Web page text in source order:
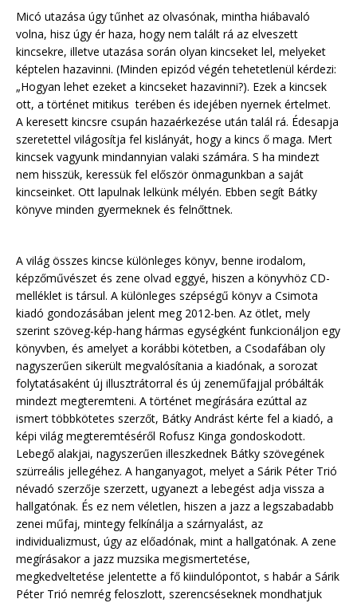
Micó utazása úgy tűnhet az olvasónak, mintha hiábavaló
volna, hisz úgy ér haza, hogy nem talált rá az elveszett
kincsekre, illetve utazása során olyan kincseket lel, melyeket
képtelen hazavinni. (Minden epizód végén tehetetlenül kérdezi:
„Hogyan lehet ezeket a kincseket hazavinni?). Ezek a kincsek
ott, a történet mitikus terében és idejében nyernek értelmet.
A keresett kincsre csupán hazaérkezése után talál rá. Édesapja
szeretettel világosítja fel kislányát, hogy a kincs ő maga. Mert
kincsek vagyunk mindannyian valaki számára. S ha mindezt
nem hisszük, keressük fel először önmagunkban a saját
kincseinket. Ott lapulnak lelkünk mélyén. Ebben segít Bátky
könyve minden gyermeknek és felnőttnek.
A világ összes kincse különleges könyv, benne irodalom,
képzőművészet és zene olvad eggyé, hiszen a könyvhöz CD-
melléklet is társul. A különleges szépségű könyv a Csimota
kiadó gondozásában jelent meg 2012-ben. Az ötlet, mely
szerint szöveg-kép-hang hármas egységként funkcionáljon egy
könyvben, és amelyet a korábbi kötetben, a Csodafában oly
nagyszerűen sikerült megvalósítania a kiadónak, a sorozat
folytatásaként új illusztrátorral és új zeneműfajjal próbálták
mindezt megteremteni. A történet megírására ezúttal az
ismert többkötetes szerzőt, Bátky Andrást kérte fel a kiadó, a
képi világ megteremtéséről Rofusz Kinga gondoskodott.
Lebegő alakjai, nagyszerűen illeszkednek Bátky szövegének
szürreális jellegéhez. A hanganyagot, melyet a Sárik Péter Trió
névadó szerzője szerzett, ugyanezt a lebegést adja vissza a
hallgatónak. És ez nem véletlen, hiszen a jazz a legszabadabb
zenei műfaj, mintegy felkínálja a szárnyalást, az
individualizmust, úgy az előadónak, mint a hallgatónak. A zene
megírásakor a jazz muzsika megismertetése,
megkedveltetése jelentette a fő kiindulópontot, s habár a Sárik
Péter Trió nemrég feloszlott, szerencséseknek mondhatjuk